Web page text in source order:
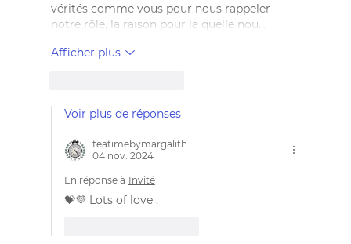
vérités comme vous pour nous rappeler
notre rôle, la raison pour la quelle nou…
Afficher plus
Voir plus de réponses
teatimebymargalith
04 nov. 2024
En réponse à Invité
💝💜 Lots of love .